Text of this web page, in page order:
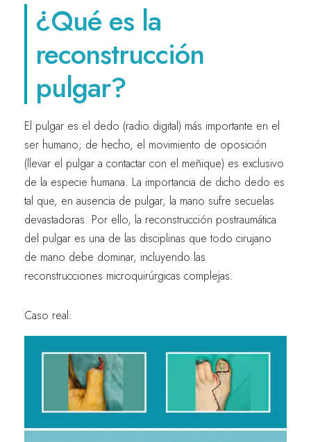
¿Qué es la
reconstrucción
pulgar?
El pulgar es el dedo (radio digital) más importante en el
ser humano; de hecho, el movimiento de oposición
(llevar el pulgar a contactar con el meñique) es exclusivo
de la especie humana. La importancia de dicho dedo es
tal que, en ausencia de pulgar, la mano sufre secuelas
devastadoras. Por ello, la reconstrucción postraumática
del pulgar es una de las disciplinas que todo cirujano
de mano debe dominar, incluyendo las
reconstrucciones microquirúrgicas complejas.
Caso real: